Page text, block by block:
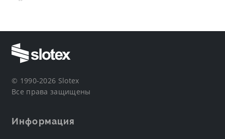
© 1990-2026 Slotex
Все права защищены
Информация